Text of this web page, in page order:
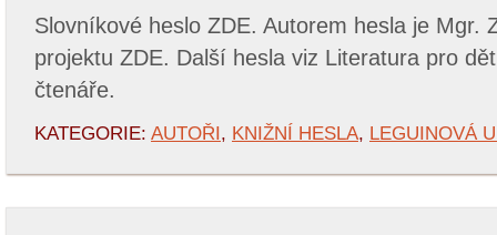
Slovníkové heslo ZDE. Autorem hesla je Mgr.
projektu ZDE. Další hesla viz Literatura pro
čtenáře.
KATEGORIE: AUTOŘI, KNIŽNÍ HESLA, LEGUINOVÁ